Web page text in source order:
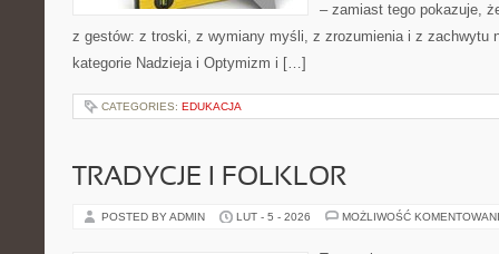
– zamiast tego pokazuje,
z gestów: z troski, z wymiany myśli, z zrozumienia i z zachwytu
kategorie Nadzieja i Optymizm i […]
CATEGORIES: EDUKACJA
TRADYCJE I FOLKLOR
POSTED BY ADMIN LUT - 5 - 2026 MOŻLIWOŚĆ